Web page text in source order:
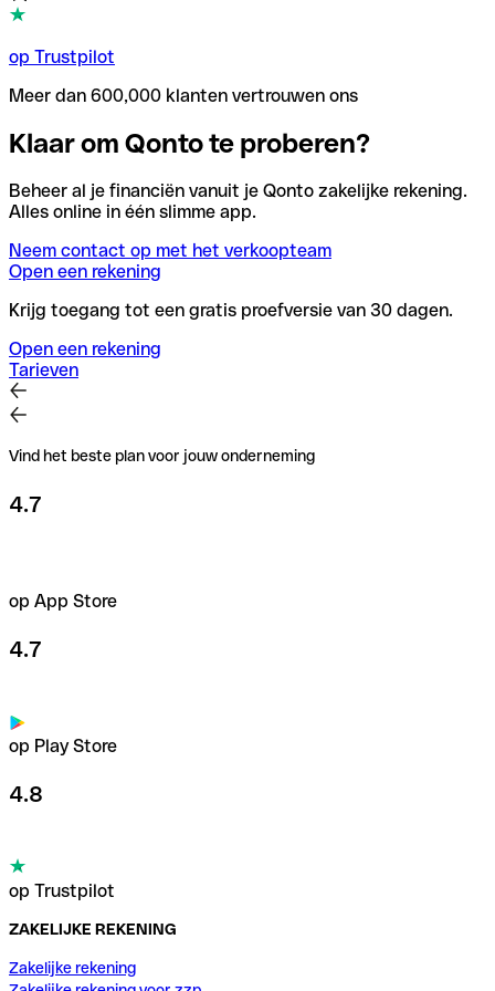
op Trustpilot
Meer dan 600,000 klanten vertrouwen ons
Klaar om Qonto te proberen?
Beheer al je financiën vanuit je Qonto zakelijke rekening.
Alles online in één slimme app.
Neem contact op met het verkoopteam
Open een rekening
Krijg toegang tot een gratis proefversie van 30 dagen.
Open een rekening
Tarieven
Vind het beste plan voor jouw onderneming
4.7
op App Store
4.7
op Play Store
4.8
op Trustpilot
ZAKELIJKE REKENING
Zakelijke rekening